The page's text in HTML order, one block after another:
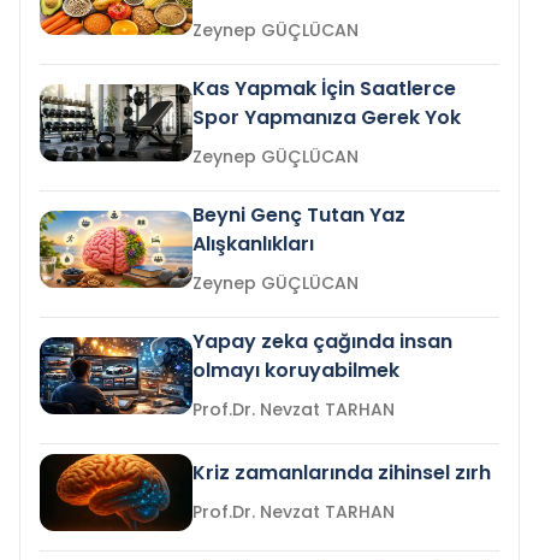
Zeynep GÜÇLÜCAN
Kas Yapmak İçin Saatlerce
Spor Yapmanıza Gerek Yok
Zeynep GÜÇLÜCAN
Beyni Genç Tutan Yaz
Alışkanlıkları
Zeynep GÜÇLÜCAN
Yapay zeka çağında insan
olmayı koruyabilmek
Prof.Dr. Nevzat TARHAN
Kriz zamanlarında zihinsel zırh
Prof.Dr. Nevzat TARHAN